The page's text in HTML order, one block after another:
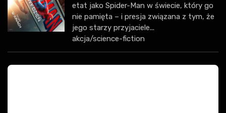
etat jako Spider-Man w świecie, który go
nie pamięta – i presja związana z tym, że
jego starzy przyjaciele...
akcja/science-fiction